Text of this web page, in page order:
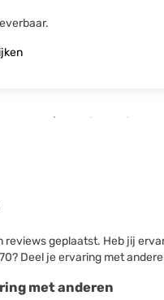
reviews geplaatst. Heb jij
Deel je ervaring met
met anderen